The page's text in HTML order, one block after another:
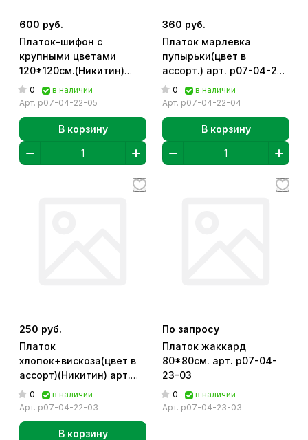
600 руб.
Платок-шифон с
крупными цветами
120*120см.(Никитин)
арт. р07-04-22-05
0
в наличии
Арт. р07-04-22-05
В корзину
360 руб.
Платок марлевка
пупырьки(цвет в
ассорт.) арт. р07-04-22-
040
в наличии
Арт. р07-04-22-04
В корзину
250 руб.
Платок
хлопок+вискоза(цвет в
ассорт)(Никитин) арт.
р07-04-22-03
0
в наличии
Арт. р07-04-22-03
В корзину
По запросу
Платок жаккард
80*80см. арт. р07-04-
23-03
0
в наличии
Арт. р07-04-23-03